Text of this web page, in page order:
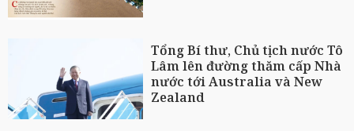
Tổng Bí thư, Chủ tịch nước Tô
Lâm lên đường thăm cấp Nhà
nước tới Australia và New
Zealand